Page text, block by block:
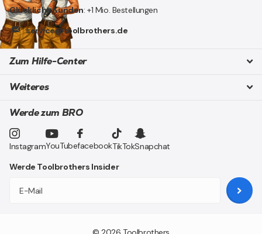
Glückliche Kunden: +1 Mio. Bestellungen
service@toolbrothers.de
Zum Hilfe-Center
Weiteres
Werde zum BRO
InstagramYouTubefacebookTikTokSnapchat
Werde Toolbrothers Insider